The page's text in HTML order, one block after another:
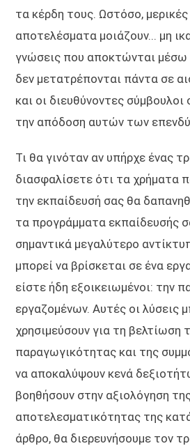
τα κέρδη τους. Ωστόσο,
αποτελέσματα μοιάζουν... μη
γνώσεις που αποκτώνται μέσω
δεν μετατρέπονται πάντα σε
και οι διευθύνοντες
την απόδοση αυτών των
Τι θα γινόταν αν υπήρχε ένας
διασφαλίσετε ότι τα χρήματα
την εκπαίδευσή σας θα
τα προγράμματα εκπαίδευσής
σημαντικά μεγαλύτερο
μπορεί να βρίσκεται σε ένα
είστε ήδη εξοικειωμένοι: την
εργαζομένων. Αυτές οι λύσεις
χρησιμεύσουν για τη βελτίωση
παραγωγικότητας και της
να αποκαλύψουν κενά
βοηθήσουν στην αξιολόγηση
αποτελεσματικότητας της
άρθρο, θα διερευνήσουμε τον